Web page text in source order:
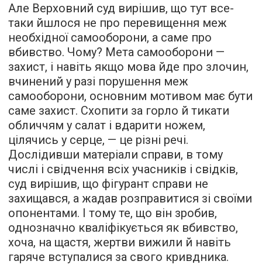
Але Верховний суд вирішив, що тут все-
таки йшлося не про перевищення меж
необхідної самооборони, а саме про
вбивство. Чому? Мета самооборони —
захист, і навіть якщо мова йде про злочин,
вчинений у разі порушення меж
самооборони, основним мотивом має бути
саме захист. Схопити за горло й тикати
обличчям у салат і вдарити ножем,
цілячись у серце, — це різні речі.
Дослідивши матеріали справи, в тому
числі і свідчення всіх учасників і свідків,
суд вирішив, що фігурант справи не
захищався, а жадав розправитися зі своїми
опонентами. І тому те, що він зробив,
однозначно кваліфікується як вбивство,
хоча, на щастя, жертви вижили й навіть
гаряче вступалися за свого кривдника.